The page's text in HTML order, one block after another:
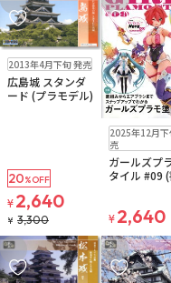
お気に入りに追加
販売中
2013年4月下旬 発売
広島城 スタンダ
ード (プラモデル)
20%OFF
¥ 2,640
¥ 3,300
お気に入
販売中残り2個
ゆうパケット
2025年12月下
売
ガールズプ
タイル #09
¥ 2,640
お気に入りに追加お気に入